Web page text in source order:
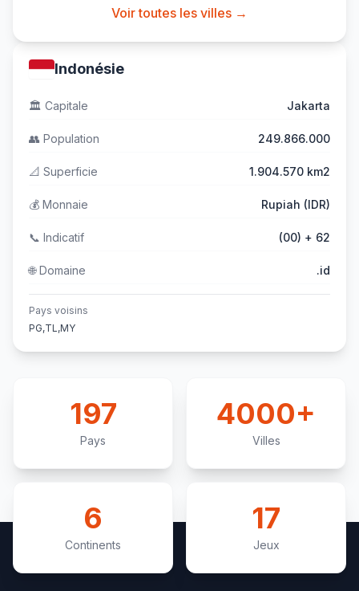
Voir toutes les villes →
Indonésie
🏛️ Capitale Jakarta
👥 Population 249.866.000
📐 Superficie 1.904.570 km2
💰 Monnaie Rupiah (IDR)
📞 Indicatif (00) + 62
🌐Domaine .id
Pays voisins
PG,TL,MY
197
Pays
4000+
Villes
6
Continents
17
Jeux